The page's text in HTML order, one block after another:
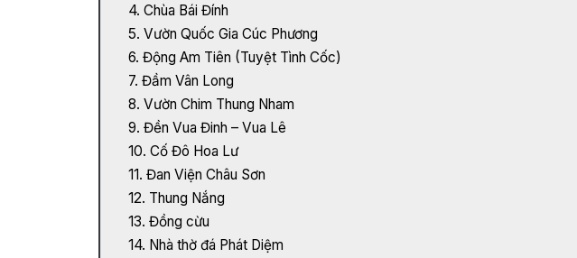
4. Chùa Bái Đính
5. Vườn Quốc Gia Cúc Phương
6. Động Am Tiên (Tuyệt Tình Cốc)
7. Đầm Vân Long
8. Vườn Chim Thung Nham
9. Đền Vua Đinh – Vua Lê
10. Cố Đô Hoa Lư
11. Đan Viện Châu Sơn
12. Thung Nắng
13. Đồng cừu
14. Nhà thờ đá Phát Diệm